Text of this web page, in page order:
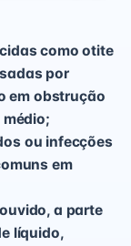
como otite
por
em obstrução
ou infecções
em
a parte
líquido,